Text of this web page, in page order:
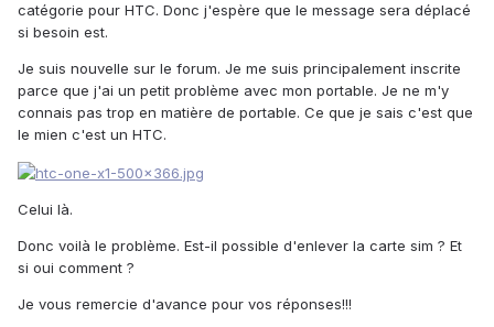
catégorie pour HTC. Donc j'espère que le message sera déplacé
si besoin est.
Je suis nouvelle sur le forum. Je me suis principalement inscrite
parce que j'ai un petit problème avec mon portable. Je ne m'y
connais pas trop en matière de portable. Ce que je sais c'est que
le mien c'est un HTC.
Celui là.
Donc voilà le problème. Est-il possible d'enlever la carte sim ? Et
si oui comment ?
Je vous remercie d'avance pour vos réponses!!!